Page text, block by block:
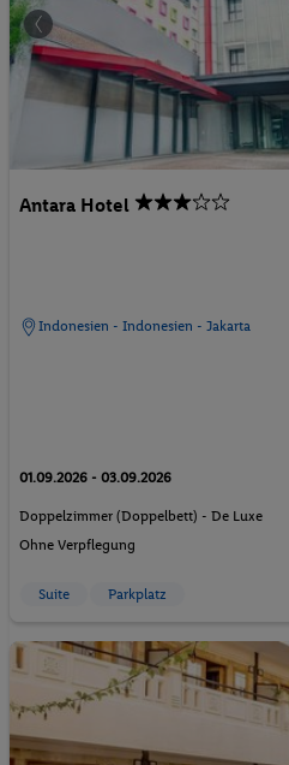
Antara Hotel
Indonesien - Indonesien - Jakarta
01.09.2026 - 03.09.2026
Doppelzimmer (Doppelbett) - De Luxe
Ohne Verpflegung
Suite Parkplatz